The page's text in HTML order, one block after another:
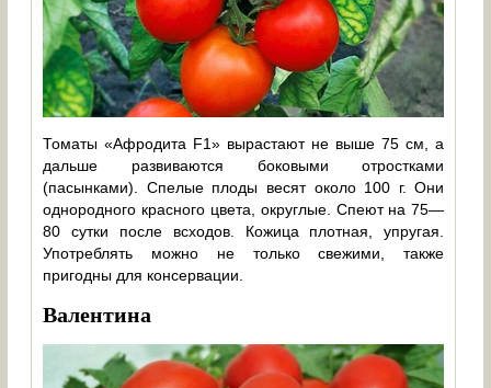
Томаты «Афродита F1» вырастают не выше 75 см, а
дальше развиваются боковыми отростками
(пасынками). Спелые плоды весят около 100 г. Они
однородного красного цвета, округлые. Спеют на 75—
80 сутки после всходов. Кожица плотная, упругая.
Употреблять можно не только свежими, также
пригодны для консервации.
Валентина